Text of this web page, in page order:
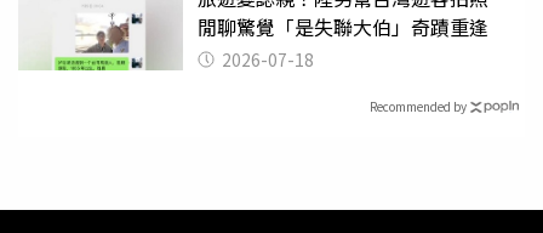
閒聊驚覺「是失聯大伯」奇蹟重逢
2026-07-18
Recommended by